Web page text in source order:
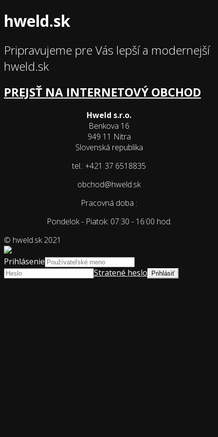
hweld.sk
Pripravujeme pre Vás lepší a modernejší
hweld.sk
PREJSŤ NA INTERNETOVÝ OBCHOD
Hweld s.r.o.
Benkova 16
949 11 Nitra
Slovenská republika
tel.: +421 37 6518835
obchod@hweld.sk
Pracovná doba :
Pondelok - Piatok: 07:30 - 16:00 hod.
© hweld.sk 2021
Prihlásenie
Stratené heslo